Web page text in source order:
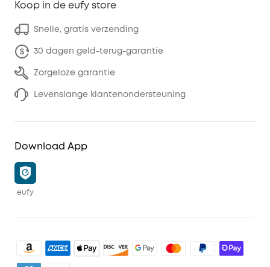
Koop in de eufy store
Snelle, gratis verzending
30 dagen geld-terug-garantie
Zorgeloze garantie
Levenslange klantenondersteuning
Download App
eufy